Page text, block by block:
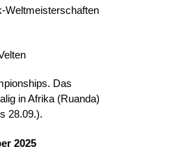
Weltmeisterschaften
Das
in Afrika (Ruanda)
28.09.).
2025